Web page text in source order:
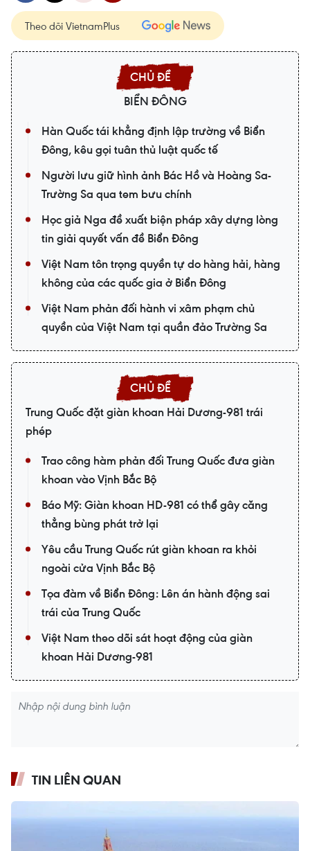
Theo dõi VietnamPlus
BIỂN ĐÔNG
Hàn Quốc tái khẳng định lập trường về Biển
Đông, kêu gọi tuân thủ luật quốc tế
Người lưu giữ hình ảnh Bác Hồ và Hoàng Sa-
Trường Sa qua tem bưu chính
Học giả Nga đề xuất biện pháp xây dựng lòng
tin giải quyết vấn đề Biển Đông
Việt Nam tôn trọng quyền tự do hàng hải, hàng
không của các quốc gia ở Biển Đông
Việt Nam phản đối hành vi xâm phạm chủ
quyền của Việt Nam tại quần đảo Trường Sa
Trung Quốc đặt giàn khoan Hải Dương-981 trái
phép
Trao công hàm phản đối Trung Quốc đưa giàn
khoan vào Vịnh Bắc Bộ
Báo Mỹ: Giàn khoan HD-981 có thể gây căng
thẳng bùng phát trở lại
Yêu cầu Trung Quốc rút giàn khoan ra khỏi
ngoài cửa Vịnh Bắc Bộ
Tọa đàm về Biển Đông: Lên án hành động sai
trái của Trung Quốc
Việt Nam theo dõi sát hoạt động của giàn
khoan Hải Dương-981
TIN LIÊN QUAN